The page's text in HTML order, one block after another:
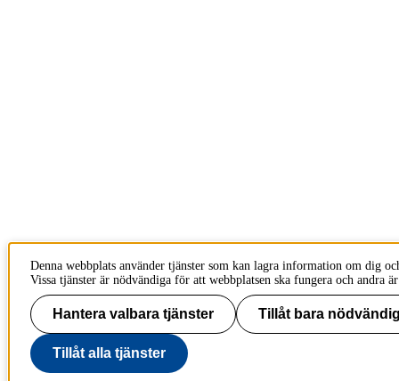
Denna webbplats använder tjänster som kan lagra information om dig
Vissa tjänster är nödvändiga för att webbplatsen ska fungera och andra
Hantera valbara tjänster Tillåt bara
Tillåt alla tjänster